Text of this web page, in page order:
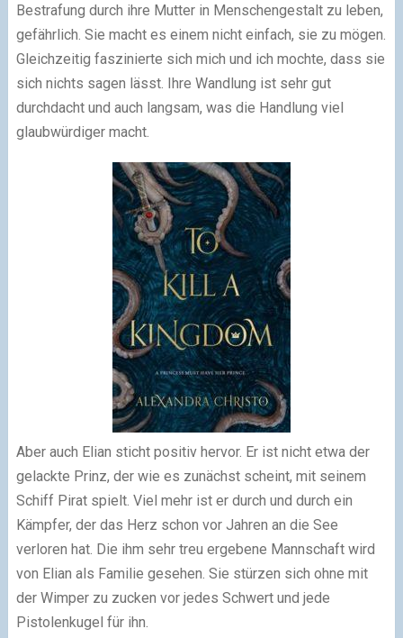
Bestrafung durch ihre Mutter in Menschengestalt zu leben,
gefährlich. Sie macht es einem nicht einfach, sie zu mögen.
Gleichzeitig faszinierte sich mich und ich mochte, dass sie
sich nichts sagen lässt. Ihre Wandlung ist sehr gut
durchdacht und auch langsam, was die Handlung viel
glaubwürdiger macht.
Aber auch Elian sticht positiv hervor. Er ist nicht etwa der
gelackte Prinz, der wie es zunächst scheint, mit seinem
Schiff Pirat spielt. Viel mehr ist er durch und durch ein
Kämpfer, der das Herz schon vor Jahren an die See
verloren hat. Die ihm sehr treu ergebene Mannschaft wird
von Elian als Familie gesehen. Sie stürzen sich ohne mit
der Wimper zu zucken vor jedes Schwert und jede
Pistolenkugel für ihn.